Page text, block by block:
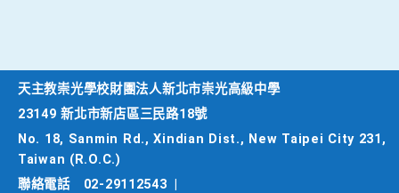
天主教崇光學校財團法人新北市崇光高級中學
23149 新北市新店區三民路18號
No. 18, Sanmin Rd., Xindian Dist., New Taipei City 231,
Taiwan (R.O.C.)
聯絡電話
02-29112543